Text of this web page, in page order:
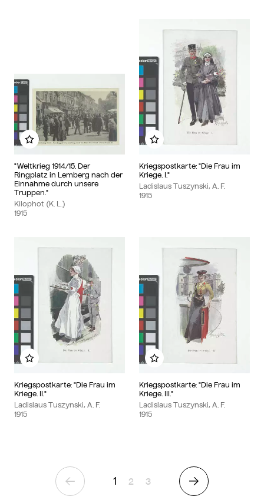
"Weltkrieg 1914/15. Der
Ringplatz in Lemberg nach der
Einnahme durch unsere
Truppen."
Kilophot (K. L.)
1915
Add to my album
Kriegspostkarte: "Die Frau im
Kriege. I."
Ladislaus Tuszynski, A. F.
1915
Add to my album
Kriegspostkarte: "Die Frau im
Kriege. II."
Ladislaus Tuszynski, A. F.
1915
Add to my album
Kriegspostkarte: "Die Frau im
Kriege. III."
Ladislaus Tuszynski, A. F.
1915
Add to my album
Previous Page
1 Page
2 Page
3 Next Page